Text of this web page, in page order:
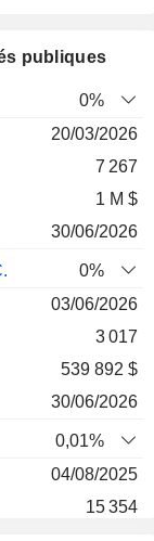
publiques
0%
20/03/2026
7 267
1 M $
30/06/2026
0%
03/06/2026
3 017
539 892 $
30/06/2026
0,01%
04/08/2025
15 354